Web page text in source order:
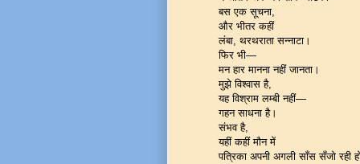
बस एक सूचना,
और भीतर कहीं
लंबा, थरथराता सन्नाटा।
फिर भी—
मन हार मानना नहीं जानता।
मुझे विश्वास है,
यह विश्राम लम्बी नहीं—
गहन साधना है।
संभव है,
यहीं कहीं मौन में
पत्रिका अपनी अगली साँस सँजो रही